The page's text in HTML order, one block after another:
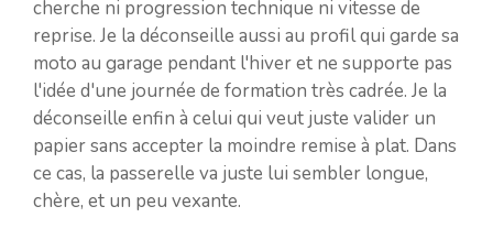
cherche ni progression technique ni vitesse de
reprise. Je la déconseille aussi au profil qui garde sa
moto au garage pendant l'hiver et ne supporte pas
l'idée d'une journée de formation très cadrée. Je la
déconseille enfin à celui qui veut juste valider un
papier sans accepter la moindre remise à plat. Dans
ce cas, la passerelle va juste lui sembler longue,
chère, et un peu vexante.